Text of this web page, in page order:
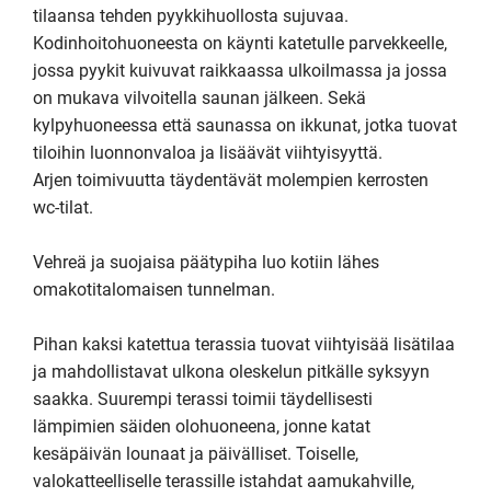
tilaansa tehden pyykkihuollosta sujuvaa.
Kodinhoitohuoneesta on käynti katetulle parvekkeelle,
jossa pyykit kuivuvat raikkaassa ulkoilmassa ja jossa
on mukava vilvoitella saunan jälkeen. Sekä
kylpyhuoneessa että saunassa on ikkunat, jotka tuovat
tiloihin luonnonvaloa ja lisäävät viihtyisyyttä.
Arjen toimivuutta täydentävät molempien kerrosten
wc-tilat.
Vehreä ja suojaisa päätypiha luo kotiin lähes
omakotitalomaisen tunnelman.
Pihan kaksi katettua terassia tuovat viihtyisää lisätilaa
ja mahdollistavat ulkona oleskelun pitkälle syksyyn
saakka. Suurempi terassi toimii täydellisesti
lämpimien säiden olohuoneena, jonne katat
kesäpäivän lounaat ja päivälliset. Toiselle,
valokatteelliselle terassille istahdat aamukahville,